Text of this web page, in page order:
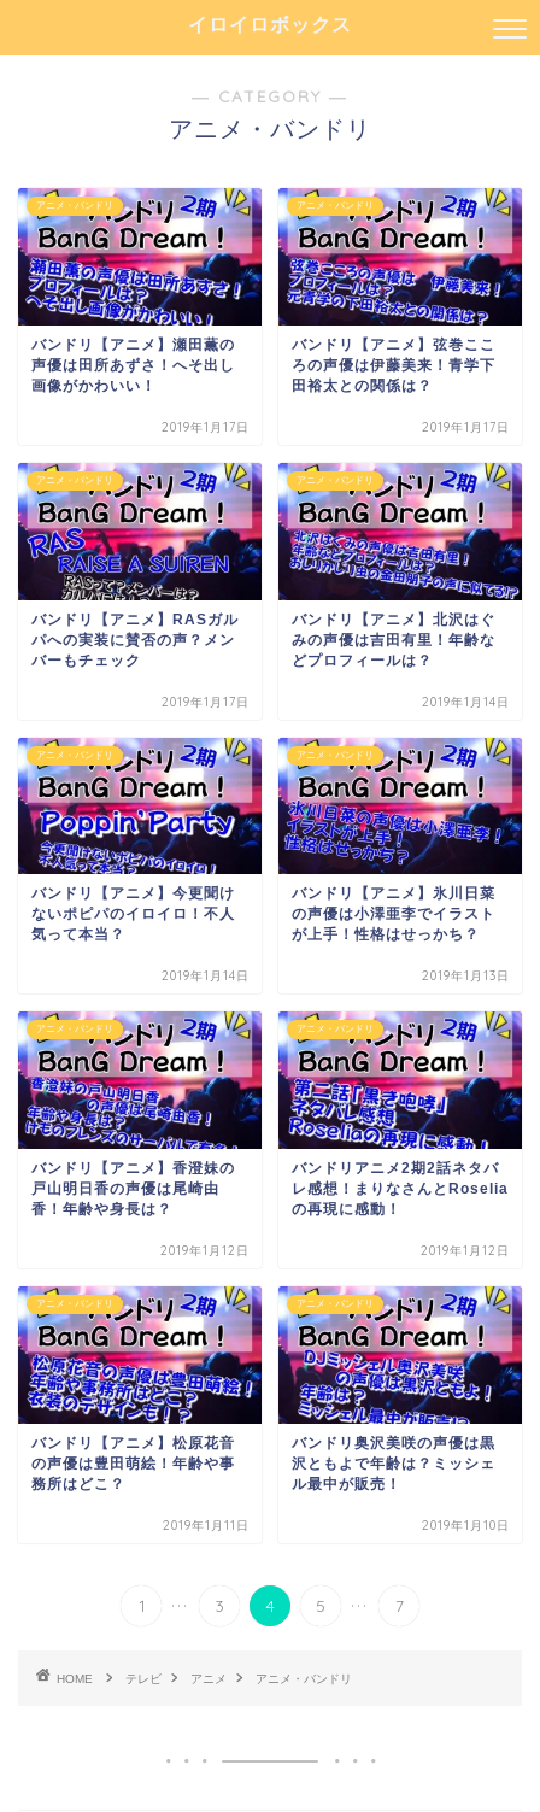
イロイロボックス
― CATEGORY ―
アニメ・バンドリ
アニメ・バンドリ
バンドリ【アニメ】瀬田薫の
声優は田所あずさ！へそ出し
画像がかわいい！
2019年1月17日
アニメ・バンドリ
バンドリ【アニメ】弦巻ここ
ろの声優は伊藤美来！青学下
田裕太との関係は？
2019年1月17日
アニメ・バンドリ
バンドリ【アニメ】RASガル
パへの実装に賛否の声？メン
バーもチェック
2019年1月17日
アニメ・バンドリ
バンドリ【アニメ】北沢はぐ
みの声優は吉田有里！年齢な
どプロフィールは？
2019年1月14日
アニメ・バンドリ
バンドリ【アニメ】今更聞け
ないポピパのイロイロ！不人
気って本当？
2019年1月14日
アニメ・バンドリ
バンドリ【アニメ】氷川日菜
の声優は小澤亜李でイラスト
が上手！性格はせっかち？
2019年1月13日
アニメ・バンドリ
バンドリ【アニメ】香澄妹の
戸山明日香の声優は尾崎由
香！年齢や身長は？
2019年1月12日
アニメ・バンドリ
バンドリアニメ2期2話ネタバ
レ感想！まりなさんとRoselia
の再現に感動！
2019年1月12日
アニメ・バンドリ
バンドリ【アニメ】松原花音
の声優は豊田萌絵！年齢や事
務所はどこ？
2019年1月11日
アニメ・バンドリ
バンドリ奥沢美咲の声優は黒
沢ともよで年齢は？ミッシェ
ル最中が販売！
2019年1月10日
1 ... 3 4 5 ... 7
HOME テレビ アニメ アニメ・バンドリ